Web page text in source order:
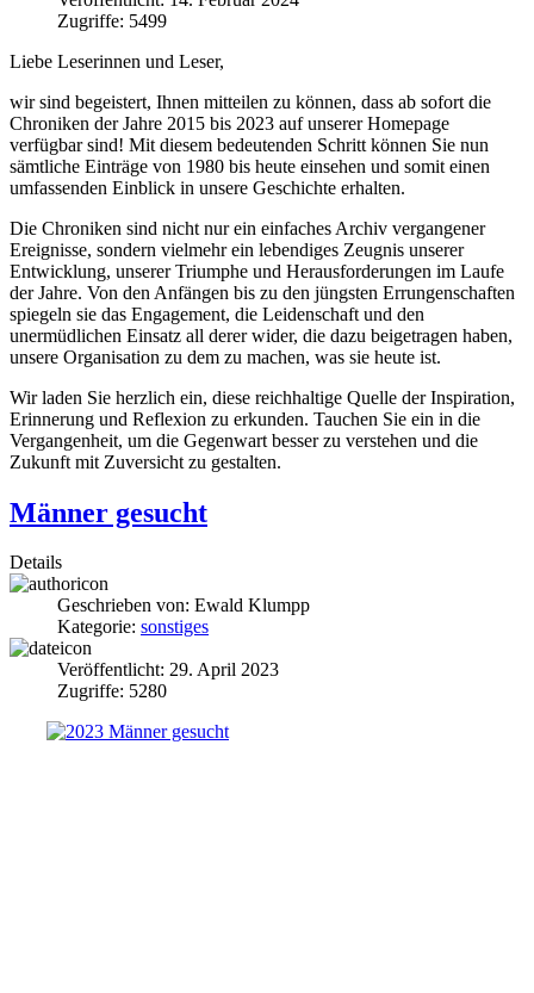
Zugriffe: 5499
Liebe Leserinnen und Leser,
wir sind begeistert, Ihnen mitteilen zu können, dass ab sofort die
Chroniken der Jahre 2015 bis 2023 auf unserer Homepage
verfügbar sind! Mit diesem bedeutenden Schritt können Sie nun
sämtliche Einträge von 1980 bis heute einsehen und somit einen
umfassenden Einblick in unsere Geschichte erhalten.
Die Chroniken sind nicht nur ein einfaches Archiv vergangener
Ereignisse, sondern vielmehr ein lebendiges Zeugnis unserer
Entwicklung, unserer Triumphe und Herausforderungen im Laufe
der Jahre. Von den Anfängen bis zu den jüngsten Errungenschaften
spiegeln sie das Engagement, die Leidenschaft und den
unermüdlichen Einsatz all derer wider, die dazu beigetragen haben,
unsere Organisation zu dem zu machen, was sie heute ist.
Wir laden Sie herzlich ein, diese reichhaltige Quelle der Inspiration,
Erinnerung und Reflexion zu erkunden. Tauchen Sie ein in die
Vergangenheit, um die Gegenwart besser zu verstehen und die
Zukunft mit Zuversicht zu gestalten.
Männer gesucht
Details
Geschrieben von: Ewald Klumpp
Kategorie: sonstiges
Veröffentlicht: 29. April 2023
Zugriffe: 5280